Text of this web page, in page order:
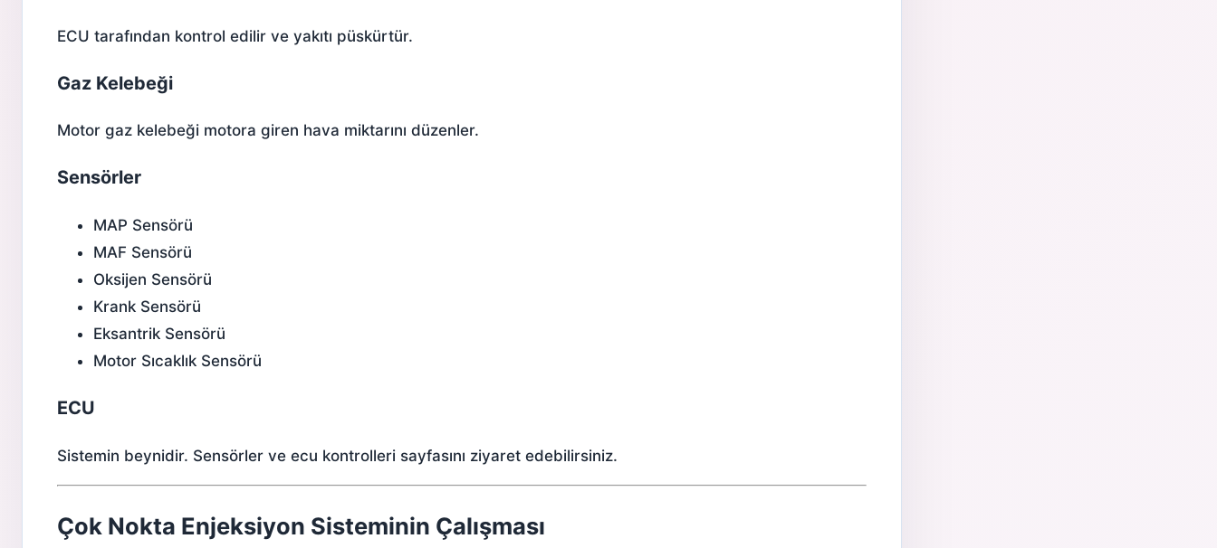
ECU tarafından kontrol edilir ve yakıtı püskürtür.
Gaz Kelebeği
Motor gaz kelebeği motora giren hava miktarını düzenler.
Sensörler
MAP Sensörü
MAF Sensörü
Oksijen Sensörü
Krank Sensörü
Eksantrik Sensörü
Motor Sıcaklık Sensörü
ECU
Sistemin beynidir. Sensörler ve ecu kontrolleri sayfasını ziyaret edebilirsiniz.
Çok Nokta Enjeksiyon Sisteminin Çalışması